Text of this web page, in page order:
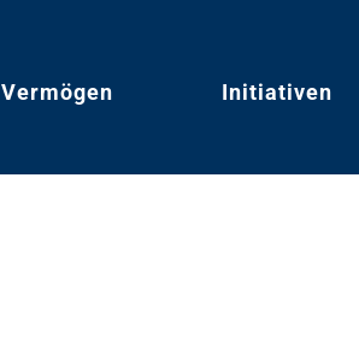
Vermögen Initiativen